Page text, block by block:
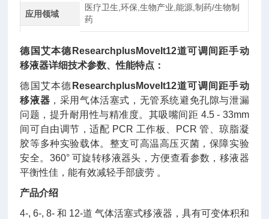
应用领域
医疗卫生,环保,生物产业,能源,制药/生物制
药
德国艾本德 ResearchplusMoveIt12道可调间距手动
移液器详细技术参数、性能特点：
德国艾本德 ResearchplusMoveIt12道可调间距手动
移液器 ，采用气体活塞式，无管系统避免孔隙与泄漏
问题，提升耐用性与精准度。其吸嘴间距 4.5 - 33mm
间可自由调节，适配 PCR 工作板、PCR 管、琼脂凝
胶等多种实验载体。整支可高温高压灭菌，保障实验
安全。360° 可旋转移液器头，方便查看参数，移液器
平衡性佳，能有效减轻手部疲劳 。
产品介绍
4-, 6-, 8- 和 12-道 气体活塞式移液器，具有可变体积和